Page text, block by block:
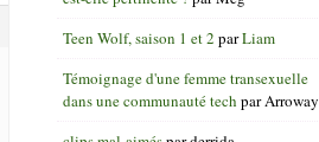
Teen Wolf, saison 1 et 2 parLiam
Témoignage d'une femme transexuelle
dans une communauté tech parArroway